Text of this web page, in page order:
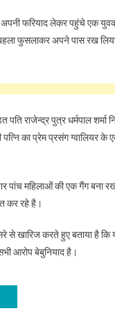
फरियाद लेकर पहुंचे एक
फुसलाकर अपने पास रख
राजेन्द्र पुत्र धर्मपाल शर्मा
पत्नि का प्रेम प्रसंग
पांच महिलाओं की एक गैंग
कर रहे है।
से खारिज करते हुए बताया है
आरोप बेबुनियाद है।